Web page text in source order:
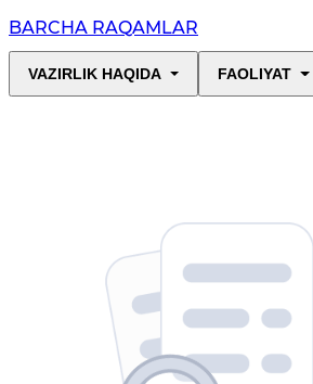
BARCHA RAQAMLAR
VAZIRLIK HAQIDA FAOLIYAT